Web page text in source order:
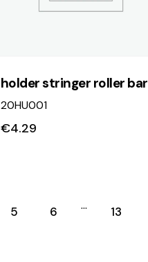
holder stringer roller bar
20HU001
€4.29
5 6 … 13